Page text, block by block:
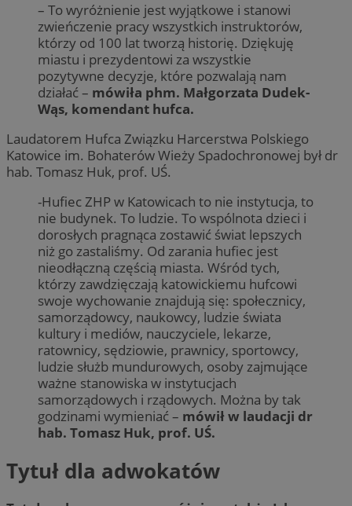
– To wyróżnienie jest wyjątkowe i stanowi
zwieńczenie pracy wszystkich instruktorów,
którzy od 100 lat tworzą historię. Dziękuję
miastu i prezydentowi za wszystkie
pozytywne decyzje, które pozwalają nam
działać – mówiła phm. Małgorzata Dudek-
Wąs, komendant hufca.
Laudatorem Hufca Związku Harcerstwa Polskiego
Katowice im. Bohaterów Wieży Spadochronowej był dr
hab. Tomasz Huk, prof. UŚ.
-Hufiec ZHP w Katowicach to nie instytucja, to
nie budynek. To ludzie. To wspólnota dzieci i
dorosłych pragnąca zostawić świat lepszych
niż go zastaliśmy. Od zarania hufiec jest
nieodłączną częścią miasta. Wśród tych,
którzy zawdzięczają katowickiemu hufcowi
swoje wychowanie znajdują się: społecznicy,
samorządowcy, naukowcy, ludzie świata
kultury i mediów, nauczyciele, lekarze,
ratownicy, sędziowie, prawnicy, sportowcy,
ludzie służb mundurowych, osoby zajmujące
ważne stanowiska w instytucjach
samorządowych i rządowych. Można by tak
godzinami wymieniać – mówił w laudacji dr
hab. Tomasz Huk, prof. UŚ.
Tytuł dla adwokatów